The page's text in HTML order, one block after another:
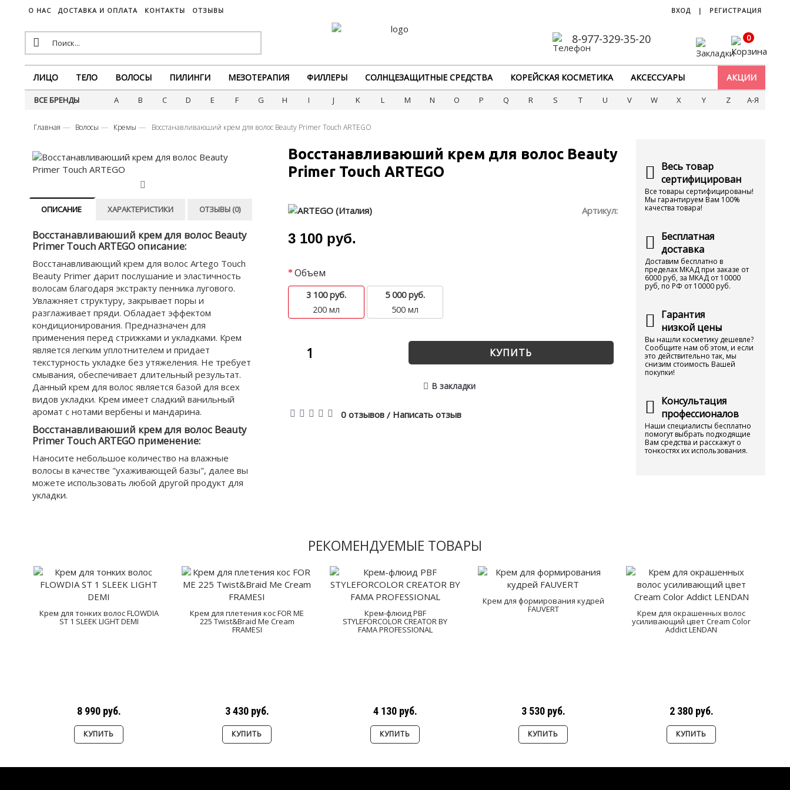
О НАС ДОСТАВКА И ОПЛАТА КОНТАКТЫ ОТЗЫВЫ ВХОД | РЕГИСТРАЦИЯ
8-977-329-35-20 0
ЛИЦО ТЕЛО ВОЛОСЫ ПИЛИНГИ МЕЗОТЕРАПИЯ ФИЛЛЕРЫ СОЛНЦЕЗАЩИТНЫЕ СРЕДСТВА КОРЕЙСКАЯ КОСМЕТИКА АКСЕССУАРЫ АКЦИИ
ВСЕ БРЕНДЫ A B C D E F G H I J K L M N O P Q R S T U V W X Y Z А-Я
Главная Волосы Кремы Восстанавливаюший крем для волос Beauty Primer Touch ARTEGO
Весь товар
сертифицирован
Все товары сертифицированы!
Мы гарантируем Вам 100%
качества товара!
Бесплатная
доставка
Доставим бесплатно в
пределах МКАД при заказе от
6000 руб, за МКАД от 10000
руб, по РФ от 10000 руб.
Гарантия
низкой цены
Вы нашли косметику дешевле?
Сообщите нам об этом, и если
это действительно так, мы
снизим стоимость Вашей
покупки!
Консультация
профессионалов
Наши специалисты бесплатно
помогут выбрать подходящие
Вам средства и расскажут о
тонкостях их использования.
ОПИСАНИЕ ХАРАКТЕРИСТИКИ ОТЗЫВЫ (0)
Восстанавливаюший крем для волос Beauty
Primer Touch ARTEGO описание:
Восстанавливающий крем для волос Artego Touch
Beauty Primer дарит послушание и эластичность
волосам благодаря экстракту пенника лугового.
Увлажняет структуру, закрывает поры и
разглаживает пряди. Обладает эффектом
кондиционирования. Предназначен для
применения перед стрижками и укладками. Крем
является легким уплотнителем и придает
текстурность укладке без утяжеления. Не требует
смывания, обеспечивает длительный результат.
Данный крем для волос является базой для всех
видов укладки. Крем имеет сладкий ванильный
аромат с нотами вербены и мандарина.
Восстанавливаюший крем для волос Beauty
Primer Touch ARTEGO применение:
Наносите небольшое количество на влажные
волосы в качестве "ухаживающей базы", далее вы
можете использовать любой другой продукт для
укладки.
Восстанавливаюший крем для волос Beauty
Primer Touch ARTEGO
Артикул:
3 100 руб.
Объем
3 100 руб.
200 мл
5 000 руб.
500 мл
КУПИТЬ
В закладки
0 отзывов/ Написать отзыв
РЕКОМЕНДУЕМЫЕ ТОВАРЫ
Крем для тонких волос FLOWDIA
ST 1 SLEEK LIGHT DEMI
8 990 руб.
КУПИТЬ
Крем для плетения кос FOR ME
225 Twist&Braid Me Cream
FRAMESI
3 430 руб.
КУПИТЬ
Крем-флюид PBF
STYLEFORCOLOR CREATOR BY
FAMA PROFESSIONAL
4 130 руб.
КУПИТЬ
Крем для формирования кудрей
FAUVERT
3 530 руб.
КУПИТЬ
Крем для окрашенных волос
усиливающий цвет Cream Color
Addict LENDAN
2 380 руб.
КУПИТЬ